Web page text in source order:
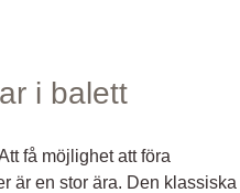
i balett
få möjlighet att föra
är en stor ära. Den klassiska